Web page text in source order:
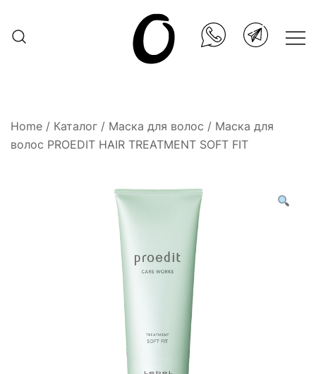
content
Home / Каталог / Маска для волос / Маска для
волос PROEDIT HAIR TREATMENT SOFT FIT